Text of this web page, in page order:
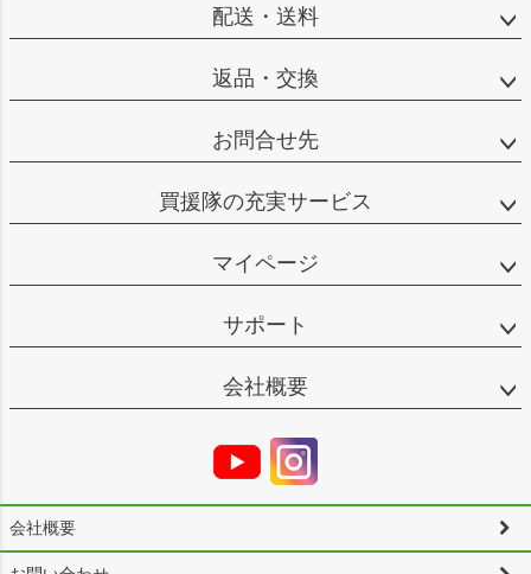
配送・送料
返品・交換
お問合せ先
買援隊の充実サービス
マイページ
サポート
会社概要
会社概要